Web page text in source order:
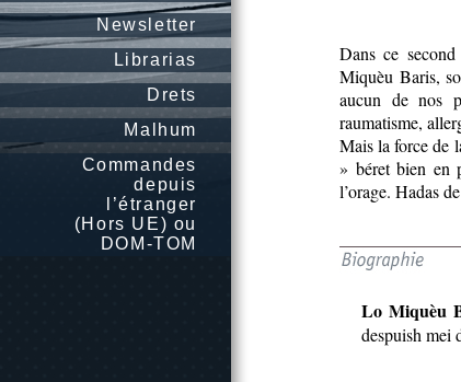
Newsletter
Librarias
Drets
Malhum
Commandes
depuis
l’étranger
(Hors UE) ou
DOM-TOM
Dans ce
Miquèu Baris,
aucun de nos
raumatisme,
Mais la force de
» béret bien en
l’orage. Hadas
Lo Miquèu
despuish mei